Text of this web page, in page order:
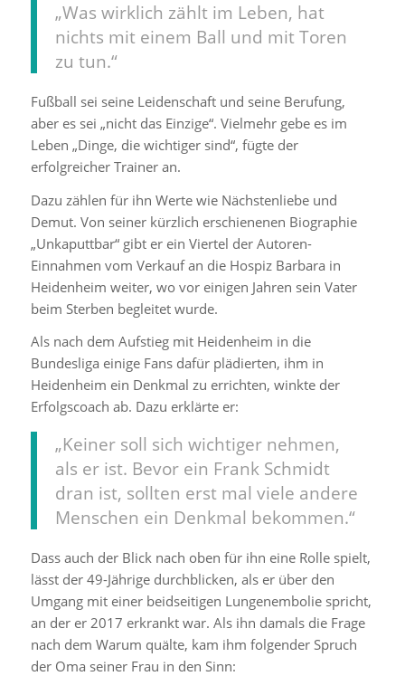
„Was wirklich zählt im Leben, hat
nichts mit einem Ball und mit Toren
zu tun.“
Fußball sei seine Leidenschaft und seine Berufung,
aber es sei „nicht das Einzige“. Vielmehr gebe es im
Leben „Dinge, die wichtiger sind“, fügte der
erfolgreicher Trainer an.
Dazu zählen für ihn Werte wie Nächstenliebe und
Demut. Von seiner kürzlich erschienenen Biographie
„Unkaputtbar“ gibt er ein Viertel der Autoren-
Einnahmen vom Verkauf an die Hospiz Barbara in
Heidenheim weiter, wo vor einigen Jahren sein Vater
beim Sterben begleitet wurde.
Als nach dem Aufstieg mit Heidenheim in die
Bundesliga einige Fans dafür plädierten, ihm in
Heidenheim ein Denkmal zu errichten, winkte der
Erfolgscoach ab. Dazu erklärte er:
„Keiner soll sich wichtiger nehmen,
als er ist. Bevor ein Frank Schmidt
dran ist, sollten erst mal viele andere
Menschen ein Denkmal bekommen.“
Dass auch der Blick nach oben für ihn eine Rolle spielt,
lässt der 49-Jährige durchblicken, als er über den
Umgang mit einer beidseitigen Lungenembolie spricht,
an der er 2017 erkrankt war. Als ihn damals die Frage
nach dem Warum quälte, kam ihm folgender Spruch
der Oma seiner Frau in den Sinn: